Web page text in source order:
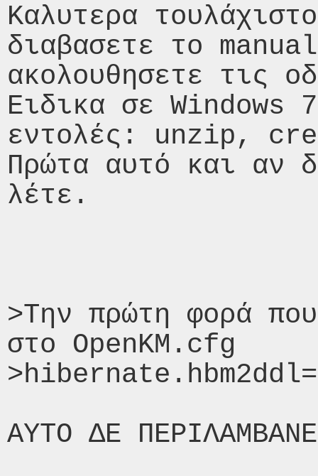
Καλυτερα
διαβασετε το
ακολουθησετε τις
Ειδικα σε Windows
εντολές: unzip,
Πρώτα αυτό και αν
λέτε.
>Την πρώτη φορά
στο OpenKM.cfg
ΑΥΤΟ ΔΕ